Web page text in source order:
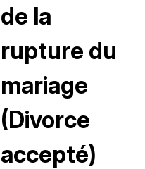
de la
rupture du
mariage
(Divorce
accepté)